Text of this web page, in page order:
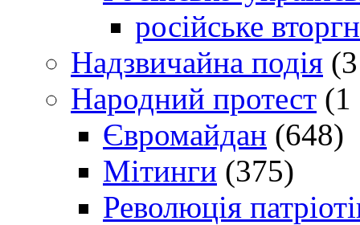
російське
Надзвичайна подія
Народний протест (1
Євромайдан (648)
Мітинги (375)
Революція